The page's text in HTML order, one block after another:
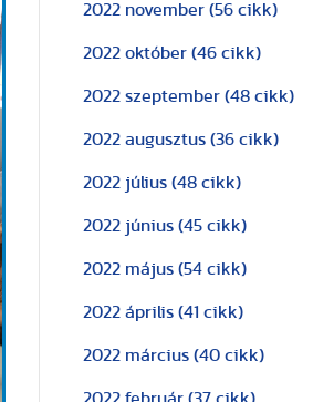
2022 november (56 cikk)
2022 október (46 cikk)
2022 szeptember (48 cikk)
2022 augusztus (36 cikk)
2022 július (48 cikk)
2022 június (45 cikk)
2022 május (54 cikk)
2022 április (41 cikk)
2022 március (40 cikk)